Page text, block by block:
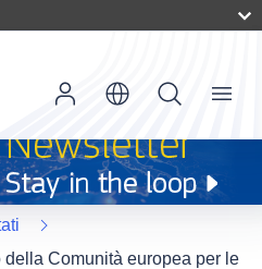
Menu
Comunità europea per le